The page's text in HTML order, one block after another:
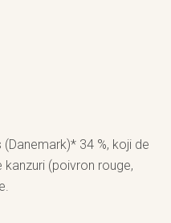
34 %, koji de
kanzuri (poivron rouge,